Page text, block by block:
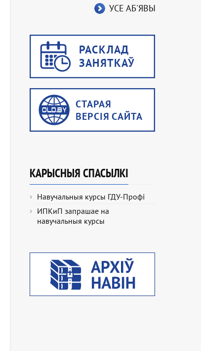
УСЕ АБ'ЯВЫ
КАРЫСНЫЯ СПАСЫЛКІ
Навучальныя курсы ГДУ-Профі
ИПКиП запрашае на
навучальныя курсы